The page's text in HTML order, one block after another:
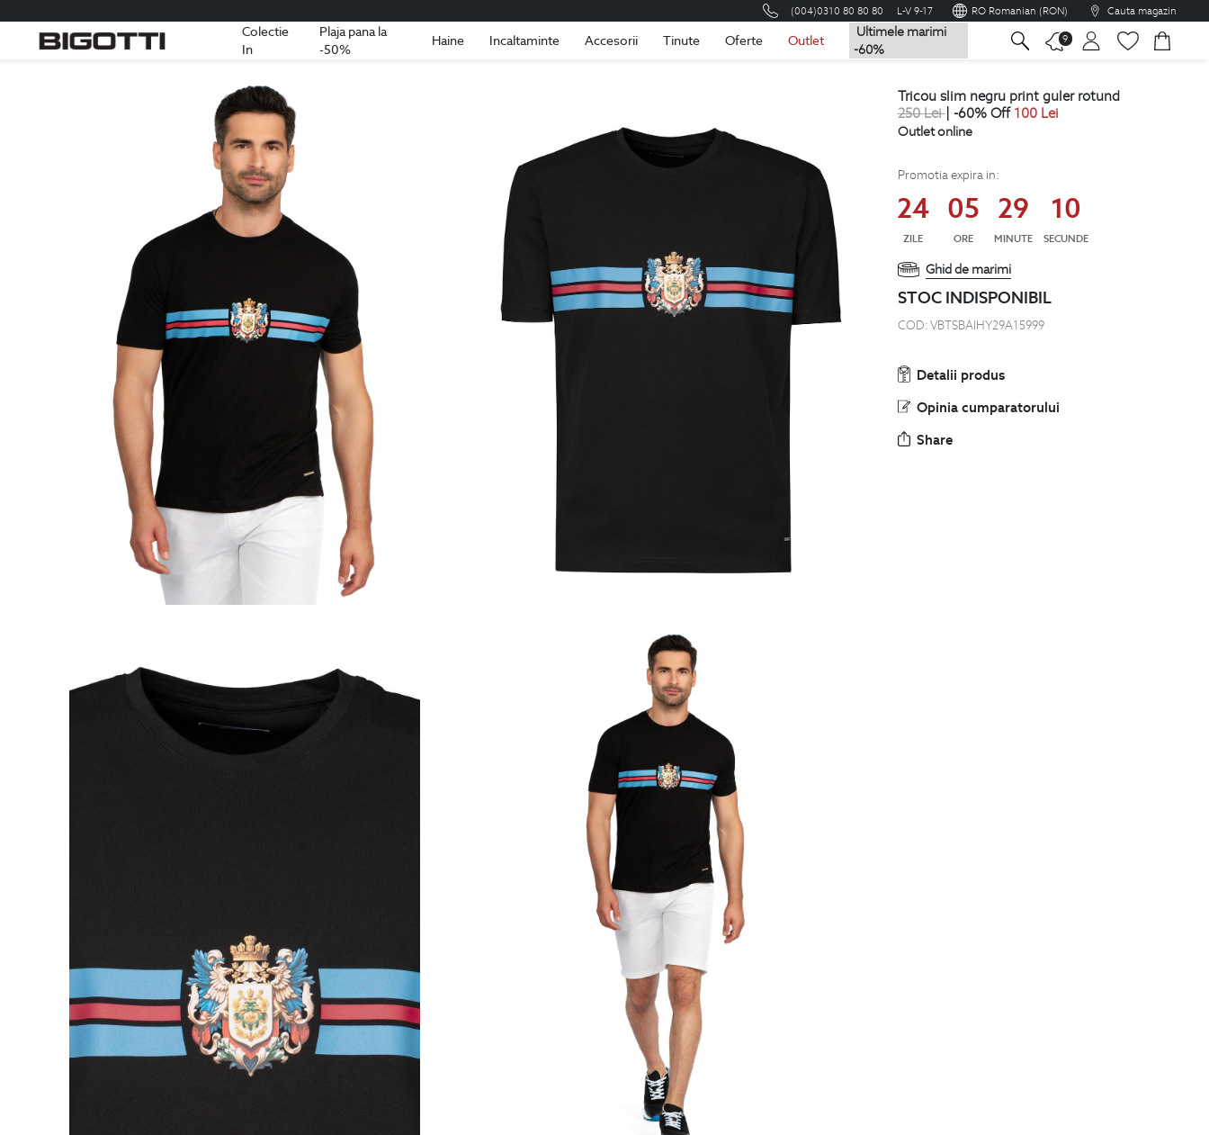
(004)0310 80 80 80 L-V 9-17 RO Romanian (RON) Cauta magazin
Colectie
In
Plaja pana la
-50%
Haine Incaltaminte Accesorii Tinute Oferte Outlet
Ultimele marimi
-60%
9
Romania Romana
250Lei| -60% Off 100 Lei
Outlet online
24 05 29 09
STOC INDISPONIBIL
Detalii produs
Opinia cumparatorului